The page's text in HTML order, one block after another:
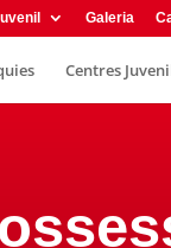
Galeria
Centres